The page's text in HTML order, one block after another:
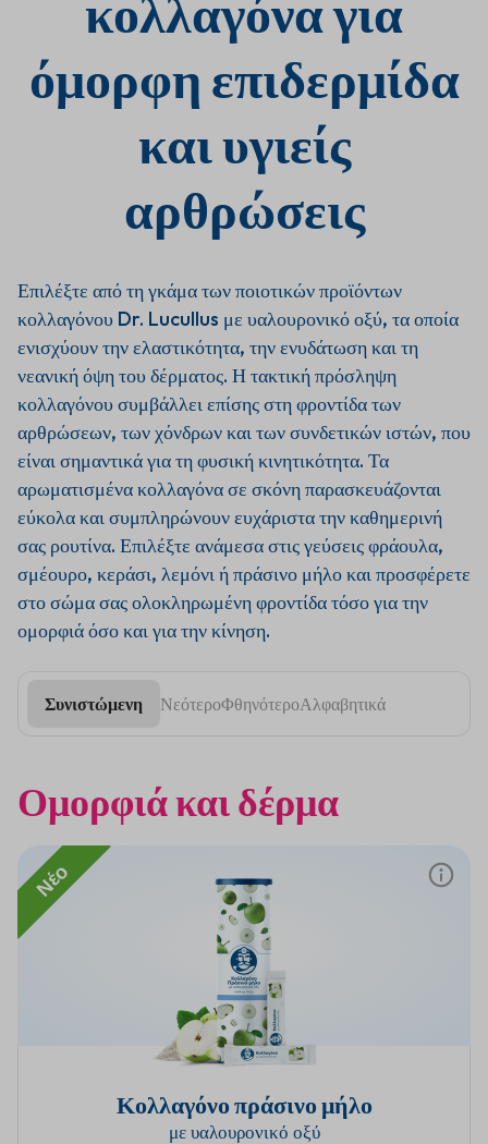
κολλαγόνου
σε μία δόση
Τα προϊόντα κολλαγόνου του Dr.
Lucullus έχουνσχεδιαστεί για τη
στοχευμένη ενίσχυση του
κινητικού συστήματος και της
συνολικής ζωτικότητας του
συμπληρωμένη με λειτουργικές
ουσίες,όπως η βιταμίνη C και ο
ψευδάργυρος, οι οποίες συμβάλλουν
στη σύνθεσή του και στην
αποτελεσματική αξιοποίησή του
από τον οργανισμό. Εστιάζουν στην
ενίσχυση των αρθρώσεων, των
συνδέσμων, των τενόντων και της
αντοχής των ιστών, συμβάλλοντας
ταυτόχρονα στην αναγέννηση και
την ανθεκτικότητα του
οργανισμού.Το αποτέλεσμα είναι
μια ολοκληρωμένη λύση για τις
καθημερινές καταπονήσεις και τον
ενεργό τρόπο ζωής.
Υψηλή
δόση
ποιοτικού
του
δέρματος
ανοσοποιητικό
όμορφη επιδερμίδα
και υγιείς
αρθρώσεις
Επιλέξτε από τη γκάμα των ποιοτικών προϊόντων
κολλαγόνου Dr. Lucullus με υαλουρονικό οξύ, τα οποία
ενισχύουν την ελαστικότητα, την ενυδάτωση και τη
νεανική όψη του δέρματος. Η τακτική πρόσληψη
κολλαγόνου συμβάλλει επίσης στη φροντίδα των
αρθρώσεων, των χόνδρων και των συνδετικών ιστών, που
είναι σημαντικά για τη φυσική κινητικότητα. Τα
αρωματισμένα κολλαγόνα σε σκόνη παρασκευάζονται
εύκολα και συμπληρώνουν ευχάριστα την καθημερινή
σας ρουτίνα. Επιλέξτε ανάμεσα στις γεύσεις φράουλα,
σμέουρο, κεράσι, λεμόνι ή πράσινο μήλο και προσφέρετε
στο σώμα σας ολοκληρωμένη φροντίδα τόσο για την
ομορφιά όσο και για την κίνηση.
Συνιστώμενη ΝεότεροΦθηνότεροΑλφαβητικά
Ομορφιά και δέρμα
Νέο
Κολλαγόνο πράσινο μήλο
με υαλουρονικό οξύ